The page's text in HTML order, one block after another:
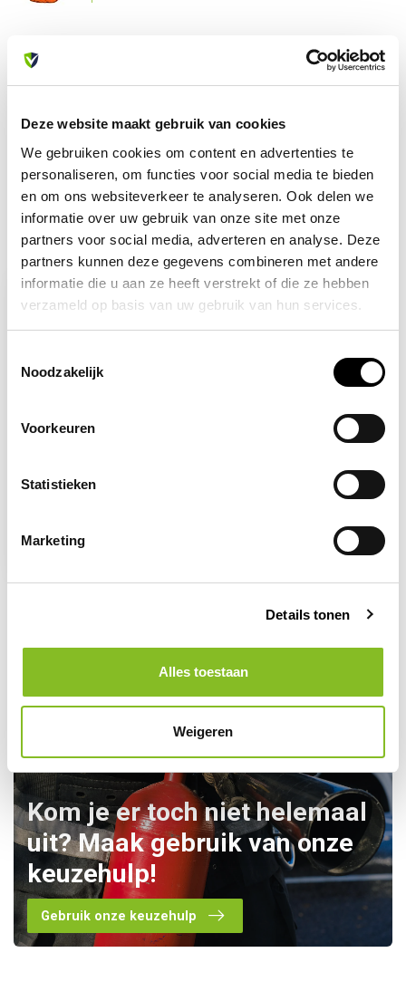
Deze website maakt gebruik van cookies
We gebruiken cookies om content en advertenties te
personaliseren, om functies voor social media te bieden
en om ons websiteverkeer te analyseren. Ook delen we
informatie over uw gebruik van onze site met onze
partners voor social media, adverteren en analyse. Deze
partners kunnen deze gegevens combineren met andere
informatie die u aan ze heeft verstrekt of die ze hebben
verzameld op basis van uw gebruik van hun services.
Noodzakelijk
Voorkeuren
Statistieken
Marketing
Details tonen
Alles toestaan
Weigeren
Heb je vragen over dit product?
Of heb je hulp nodig bij je bestelling? Neem contact op
info@allesveilig.nl
+31 (0) 6 82095086
Recent bekeken
-8%
Kom je er toch niet helemaal
uit? Maak gebruik van onze
keuzehulp!
Gebruik onze keuzehulp